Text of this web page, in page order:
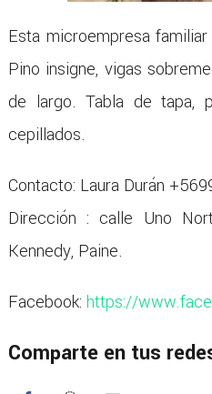
Esta microempresa
Pino insigne, vigas
de largo. Tabla de tapa,
cepillados.
Contacto: Laura Durán
Dirección : calle Uno
Kennedy, Paine.
Facebook: https://
Comparte en tus